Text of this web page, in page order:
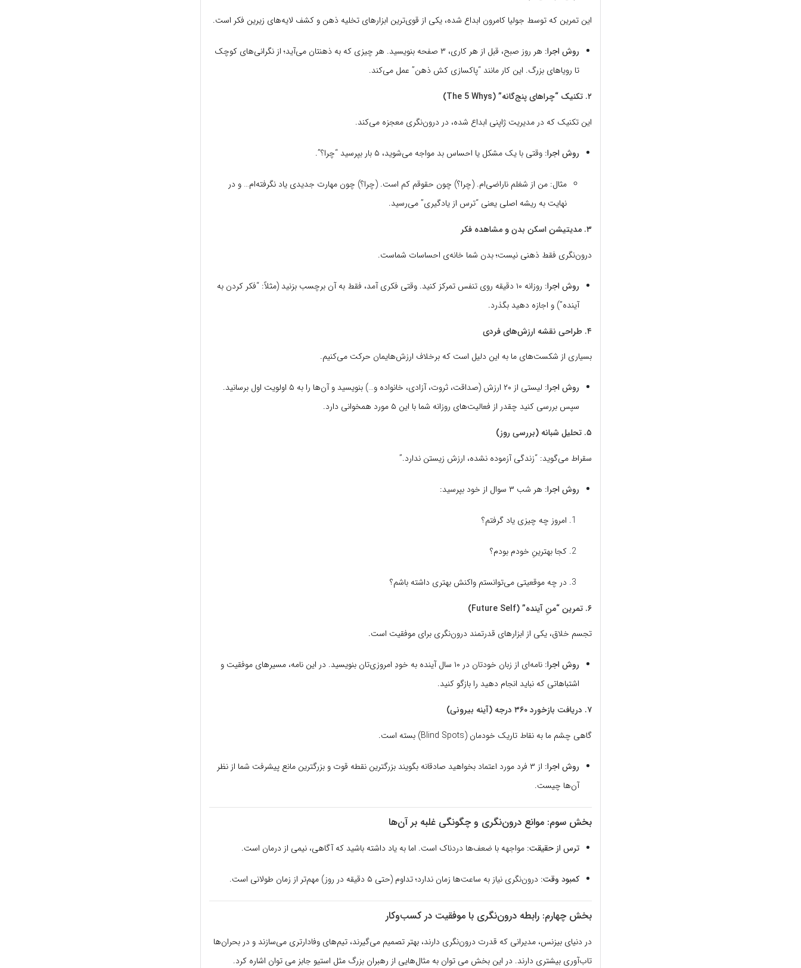
این تمرین که توسط جولیا کامرون ابداع شده، یکی از قوی‌ترین ابزارهای تخلیه ذهن و کشف لایه‌های زیرین فکر است.
روش اجرا:
هر روز صبح، قبل از هر کاری، ۳ صفحه بنویسید. هر چیزی که به ذهنتان می‌آید؛ از نگرانی‌های کوچک
تا رویاهای بزرگ. این کار مانند “پاکسازی کش ذهن” عمل می‌کند.
۲. تکنیک “چراهای پنج‌گانه” (The 5 Whys)
این تکنیک که در مدیریت ژاپنی ابداع شده، در درون‌نگری معجزه می‌کند.
روش اجرا: وقتی با یک مشکل یا احساس بد مواجه می‌شوید، ۵ بار بپرسید “چرا؟”.
مثال: من از شغلم ناراضی‌ام. (چرا؟) چون حقوقم کم است. (چرا؟) چون مهارت جدیدی یاد نگرفته‌ام… و در
نهایت به ریشه اصلی یعنی “ترس از یادگیری” می‌رسید.
۳. مدیتیشن اسکن بدن و مشاهده فکر
درون‌نگری فقط ذهنی نیست؛ بدن شما خانه‌ی احساسات شماست.
روش اجرا:
روزانه ۱۰ دقیقه روی تنفس تمرکز کنید. وقتی فکری آمد، فقط به آن برچسب بزنید (مثلاً: “فکر کردن به
آینده”) و اجازه دهید بگذرد.
۴. طراحی نقشه ارزش‌های فردی
بسیاری از شکست‌های ما به این دلیل است که برخلاف ارزش‌هایمان حرکت می‌کنیم.
روش اجرا:
لیستی از ۲۰ ارزش (صداقت، ثروت، آزادی، خانواده و…) بنویسید و آن‌ها را به ۵ اولویت اول برسانید.
سپس بررسی کنید چقدر از فعالیت‌های روزانه شما با این ۵ مورد همخوانی دارد.
۵. تحلیل شبانه (بررسی روز)
سقراط می‌گوید: “زندگی آزموده نشده، ارزش زیستن ندارد.”
روش اجرا: هر شب ۳ سوال از خود بپرسید:
امروز چه چیزی یاد گرفتم؟
کجا بهترینِ خودم بودم؟
در چه موقعیتی می‌توانستم واکنش بهتری داشته باشم؟
۶. تمرین “منِ آینده” (Future Self)
تجسم خلاق، یکی از ابزارهای قدرتمند درون‌نگری برای موفقیت است.
روش اجرا:
نامه‌ای از زبان خودتان در ۱۰ سال آینده به خودِ امروزی‌تان بنویسید. در این نامه، مسیرهای موفقیت و
اشتباهاتی که نباید انجام دهید را بازگو کنید.
۷. دریافت بازخورد ۳۶۰ درجه (آینه بیرونی)
گاهی چشم ما به نقاط تاریک خودمان (Blind Spots) بسته است.
روش اجرا:
از ۳ فرد مورد اعتماد بخواهید صادقانه بگویند بزرگترین نقطه قوت و بزرگترین مانع پیشرفت شما از نظر
آن‌ها چیست.
بخش سوم: موانع درون‌نگری و چگونگی غلبه بر آن‌ها
ترس از حقیقت: مواجهه با ضعف‌ها دردناک است. اما به یاد داشته باشید که آگاهی، نیمی از درمان است.
کمبود وقت: درون‌نگری نیاز به ساعت‌ها زمان ندارد؛ تداوم (حتی ۵ دقیقه در روز) مهم‌تر از زمان طولانی است.
بخش چهارم: رابطه درون‌نگری با موفقیت در کسب‌وکار
در دنیای بیزنس، مدیرانی که قدرت درون‌نگری دارند، بهتر تصمیم می‌گیرند، تیم‌های وفادارتری می‌سازند و در بحران‌ها
تاب‌آوری بیشتری دارند. در این بخش می توان به مثال‌هایی از رهبران بزرگ مثل استیو جابز می توان اشاره کرد.